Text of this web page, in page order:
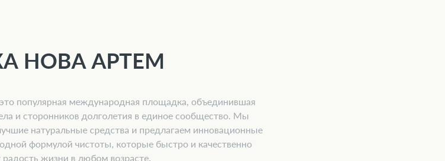
НОВА АРТЕМ
популярная международная площадка, объединившая
и сторонников долголетия в единое сообщество. Мы
натуральные средства и предлагаем инновационные
формулой чистоты, которые быстро и качественно
жизни в любом возрасте.